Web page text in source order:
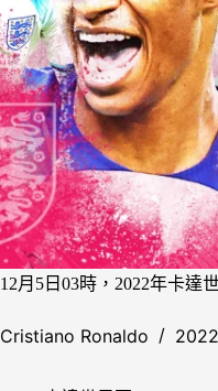
12月5日03時，2022年卡達
Cristiano Ronaldo